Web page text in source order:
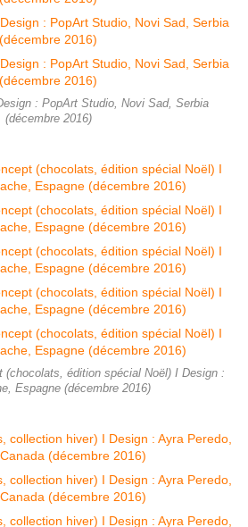
: PopArt Studio, Novi Sad, Serbia
(décembre 2016)
(chocolats, édition spécial Noël) I Design :
Espagne (décembre 2016)